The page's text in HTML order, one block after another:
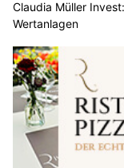
Claudia Müller
Wertanlagen